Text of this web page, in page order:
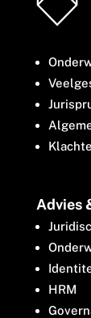
Advies
HRM